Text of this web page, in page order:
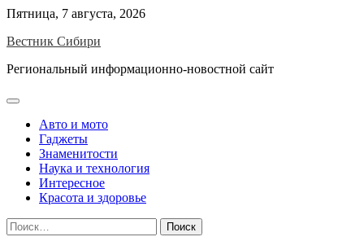
Skip
content
Пятница, 7 августа, 2026
Вестник Сибири
Региональный информационно-новостной сайт
Авто и мото
Гаджеты
Знаменитости
Наука и технология
Интересное
Красота и здоровье
Найти: